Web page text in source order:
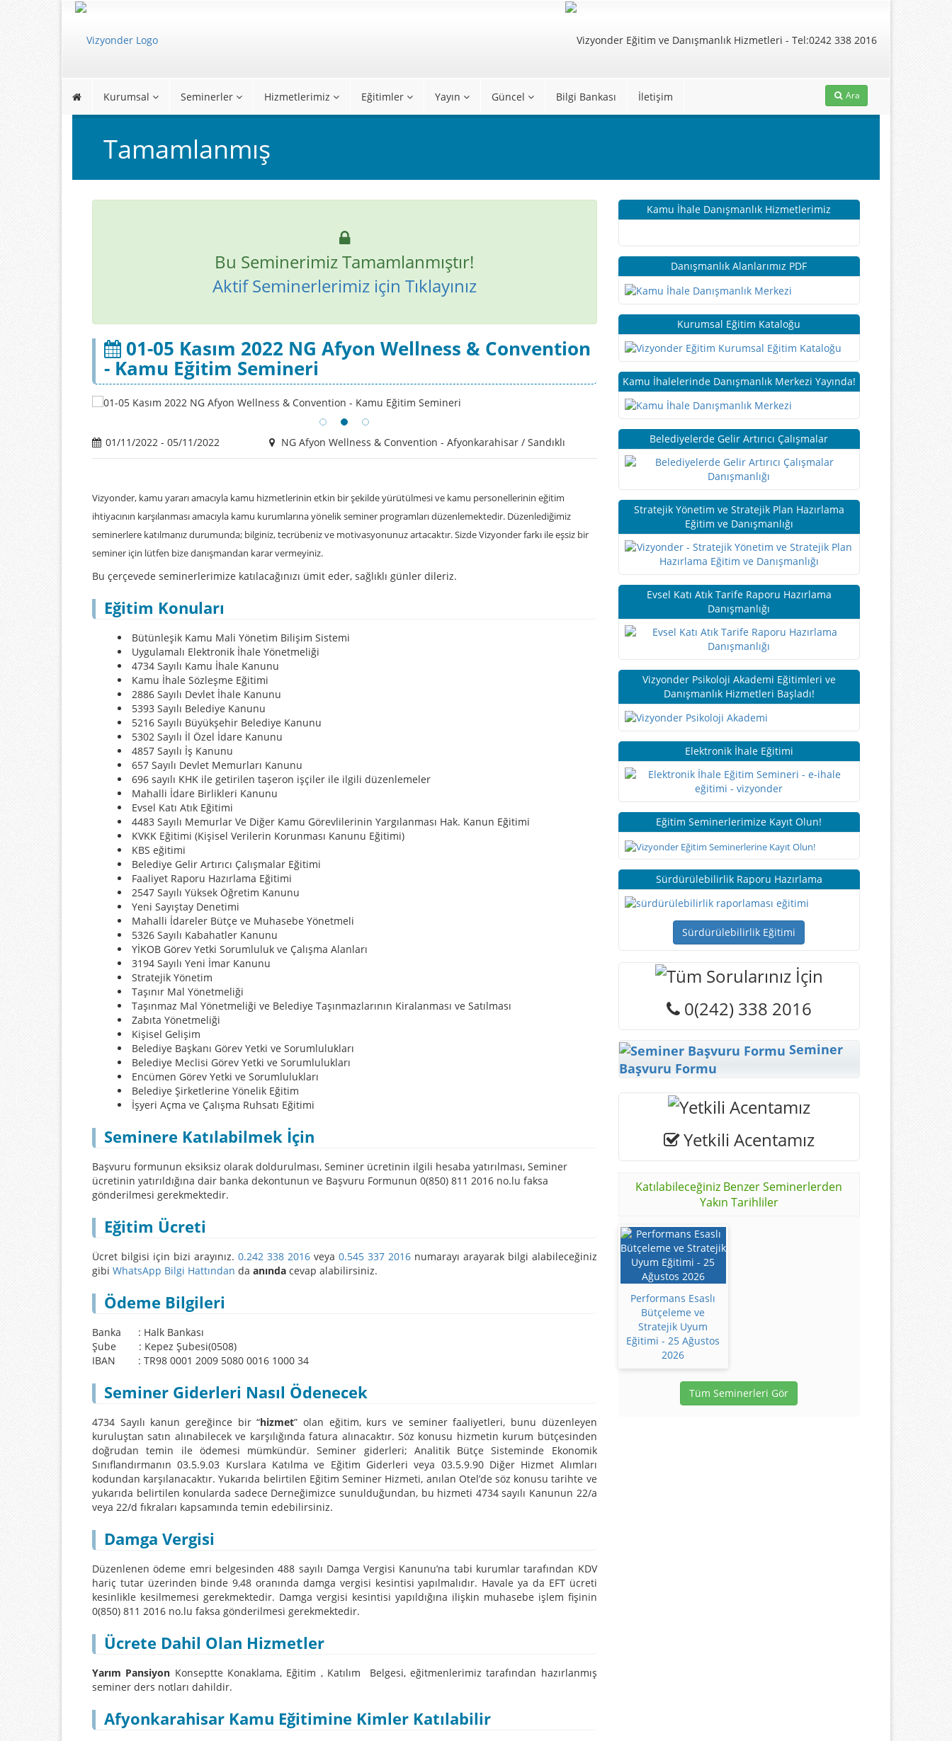
Kurumsal Seminerler Hizmetlerimiz Eğitimler Yayın Güncel Bilgi Bankası İletişim Ara
Tamamlanmış
Bu Seminerimiz Tamamlanmıştır!
Aktif Seminerlerimiz için Tıklayınız
01-05 Kasım 2022 NG Afyon Wellness & Convention
- Kamu Eğitim Semineri
01/11/2022 - 05/11/2022 NG Afyon Wellness & Convention - Afyonkarahisar / Sandıklı
Vizyonder, kamu yararı amacıyla kamu hizmetlerinin etkin bir şekilde yürütülmesi ve kamu personellerinin eğitim
ihtiyacının karşılanması amacıyla kamu kurumlarına yönelik seminer programları düzenlemektedir. Düzenlediğimiz
seminerlere katılmanız durumunda; bilginiz, tecrübeniz ve motivasyonunuz artacaktır. Sizde Vizyonder farkı ile eşsiz bir
seminer için lütfen bize danışmandan karar vermeyiniz.
Bu çerçevede seminerlerimize katılacağınızı ümit eder, sağlıklı günler dileriz.
Eğitim Konuları
Bütünleşik Kamu Mali Yönetim Bilişim Sistemi
Uygulamalı Elektronik İhale Yönetmeliği
4734 Sayılı Kamu İhale Kanunu
Kamu İhale Sözleşme Eğitimi
2886 Sayılı Devlet İhale Kanunu
5393 Sayılı Belediye Kanunu
5216 Sayılı Büyükşehir Belediye Kanunu
5302 Sayılı İl Özel İdare Kanunu
4857 Sayılı İş Kanunu
657 Sayılı Devlet Memurları Kanunu
696 sayılı KHK ile getirilen taşeron işçiler ile ilgili düzenlemeler
Mahalli İdare Birlikleri Kanunu
Evsel Katı Atık Eğitimi
4483 Sayılı Memurlar Ve Diğer Kamu Görevlilerinin Yargılanması Hak. Kanun Eğitimi
KVKK Eğitimi (Kişisel Verilerin Korunması Kanunu Eğitimi)
KBS eğitimi
Belediye Gelir Artırıcı Çalışmalar Eğitimi
Faaliyet Raporu Hazırlama Eğitimi
2547 Sayılı Yüksek Öğretim Kanunu
Yeni Sayıştay Denetimi
Mahalli İdareler Bütçe ve Muhasebe Yönetmeli
5326 Sayılı Kabahatler Kanunu
YİKOB Görev Yetki Sorumluluk ve Çalışma Alanları
3194 Sayılı Yeni İmar Kanunu
Stratejik Yönetim
Taşınır Mal Yönetmeliği
Taşınmaz Mal Yönetmeliği ve Belediye Taşınmazlarının Kiralanması ve Satılması
Zabıta Yönetmeliği
Kişisel Gelişim
Belediye Başkanı Görev Yetki ve Sorumlulukları
Belediye Meclisi Görev Yetki ve Sorumlulukları
Encümen Görev Yetki ve Sorumlulukları
Belediye Şirketlerine Yönelik Eğitim
İşyeri Açma ve Çalışma Ruhsatı Eğitimi
Seminere Katılabilmek İçin
Başvuru formunun eksiksiz olarak doldurulması, Seminer ücretinin ilgili hesaba yatırılması, Seminer
ücretinin yatırıldığına dair banka dekontunun ve Başvuru Formunun 0(850) 811 2016 no.lu faksa
gönderilmesi gerekmektedir.
Eğitim Ücreti
Ücret bilgisi için bizi arayınız. 0.242 338 2016veya 0.545 337 2016numarayı arayarak bilgi alabileceğiniz
gibi WhatsApp Bilgi Hattından da anında cevap alabilirsiniz.
Ödeme Bilgileri
Banka : Halk Bankası
Şube : Kepez Şubesi(0508)
IBAN : TR98 0001 2009 5080 0016 1000 34
Seminer Giderleri Nasıl Ödenecek
4734 Sayılı kanun gereğince bir “hizmet” olan eğitim, kurs ve seminer faaliyetleri, bunu düzenleyen
kuruluştan satın alınabilecek ve karşılığında fatura alınacaktır. Söz konusu hizmetin kurum bütçesinden
doğrudan temin ile ödemesi mümkündür. Seminer giderleri; Analitik Bütçe Sisteminde Ekonomik
Sınıflandırmanın 03.5.9.03 Kurslara Katılma ve Eğitim Giderleri veya 03.5.9.90 Diğer Hizmet Alımları
kodundan karşılanacaktır. Yukarıda belirtilen Eğitim Seminer Hizmeti, anılan Otel’de söz konusu tarihte ve
yukarıda belirtilen konularda sadece Derneğimizce sunulduğundan, bu hizmeti 4734 sayılı Kanunun 22/a
veya 22/d fıkraları kapsamında temin edebilirsiniz.
Damga Vergisi
Düzenlenen ödeme emri belgesinden 488 sayılı Damga Vergisi Kanunu’na tabi kurumlar tarafından KDV
hariç tutar üzerinden binde 9,48 oranında damga vergisi kesintisi yapılmalıdır. Havale ya da EFT ücreti
kesinlikle kesilmemesi gerekmektedir. Damga vergisi kesintisi yapıldığına ilişkin muhasebe işlem fişinin
0(850) 811 2016 no.lu faksa gönderilmesi gerekmektedir.
Ücrete Dahil Olan Hizmetler
Yarım Pansiyon Konseptte Konaklama, Eğitim , Katılım Belgesi, eğitmenlerimiz tarafından hazırlanmış
seminer ders notları dahildir.
Afyonkarahisar Kamu Eğitimine Kimler Katılabilir
Kamu İhale Danışmanlık Hizmetlerimiz
Danışmanlık Alanlarımız PDF
Kurumsal Eğitim Kataloğu
Kamu İhalelerinde Danışmanlık Merkezi Yayında!
Belediyelerde Gelir Artırıcı Çalışmalar
Stratejik Yönetim ve Stratejik Plan Hazırlama
Eğitim ve Danışmanlığı
Evsel Katı Atık Tarife Raporu Hazırlama
Danışmanlığı
Vizyonder Psikoloji Akademi Eğitimleri ve
Danışmanlık Hizmetleri Başladı!
Elektronik İhale Eğitimi
Eğitim Seminerlerimize Kayıt Olun!
Sürdürülebilirlik Raporu Hazırlama
Sürdürülebilirlik Eğitimi
0(242) 338 2016
Seminer
Başvuru Formu
Yetkili Acentamız
Katılabileceğiniz Benzer Seminerlerden
Yakın Tarihliler
Performans Esaslı
Bütçeleme ve
Stratejik Uyum
Eğitimi - 25 Ağustos
2026
Tüm Seminerleri Gör